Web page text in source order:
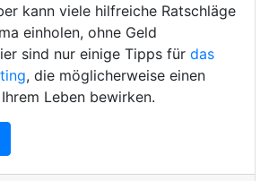
kann viele hilfreiche Ratschläge
einholen, ohne Geld
sind nur einige Tipps für das
, die möglicherweise einen
Leben bewirken.